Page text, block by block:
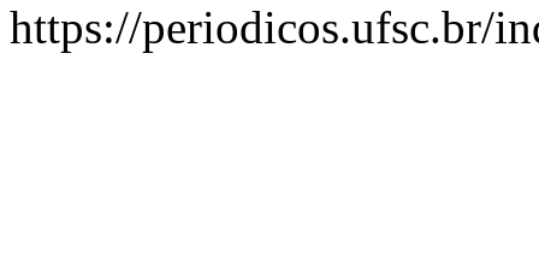
https://periodicos.ufsc.br/